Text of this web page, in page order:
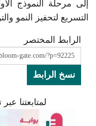
التسريع لتحفيز النمو
الرابط المختصر
نسخ الرابط
لمتابعتنا